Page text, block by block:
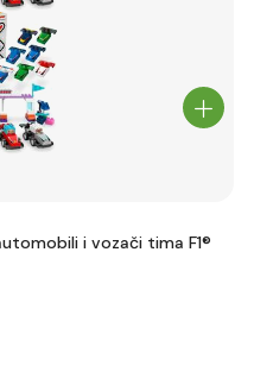
i vozači tima F1®